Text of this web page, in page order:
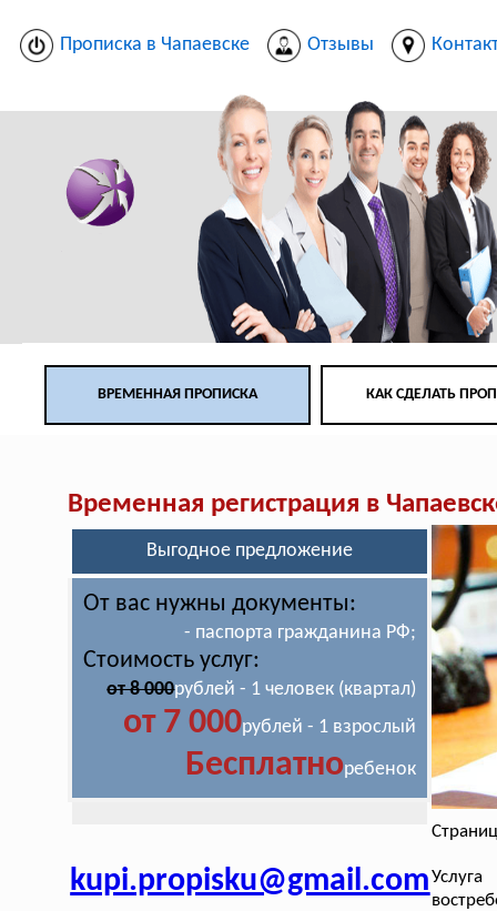
Прописка в Чапаевске Отзывы
ВРЕМЕННАЯ ПРОПИСКА КАК СДЕЛАТЬ
Временная регистрация в
Выгодное предложение
От вас нужны документы:
- паспорта гражданина РФ;
Стоимость услуг:
от 8 000рублей - 1 человек (квартал)
от 7 000рублей - 1 взрослый
Бесплатноребенок
kupi.propisku@gmail.com